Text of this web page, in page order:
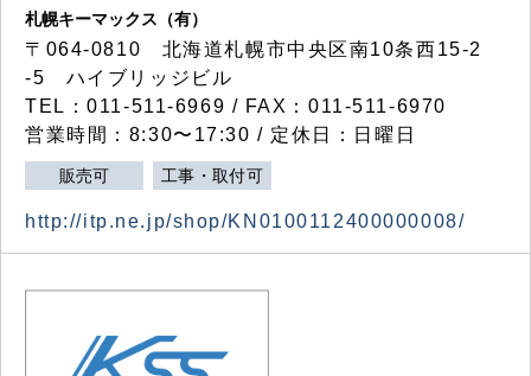
札幌キーマックス（有）
〒064-0810 北海道札幌市中央区南10条西15-2
-5 ハイブリッジビル
TEL：011-511-6969 / FAX：011-511-6970
営業時間：8:30〜17:30 / 定休日：日曜日
販売可 工事・取付可
http://itp.ne.jp/shop/KN0100112400000008/